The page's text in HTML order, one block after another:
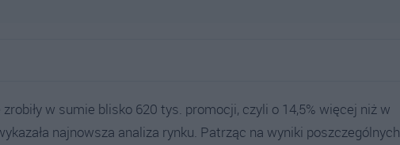
w sumie blisko 620 tys. promocji, czyli o 14,5% więcej niż w
najnowsza analiza rynku. Patrząc na wyniki poszczególnych